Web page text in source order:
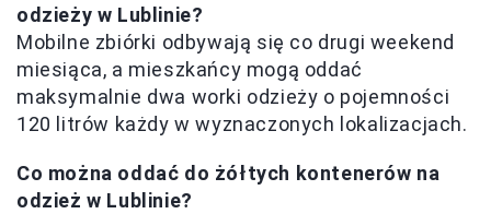
odzieży w Lublinie?
Mobilne zbiórki odbywają się co drugi weekend
miesiąca, a mieszkańcy mogą oddać
maksymalnie dwa worki odzieży o pojemności
120 litrów każdy w wyznaczonych lokalizacjach.
Co można oddać do żółtych kontenerów na
odzież w Lublinie?